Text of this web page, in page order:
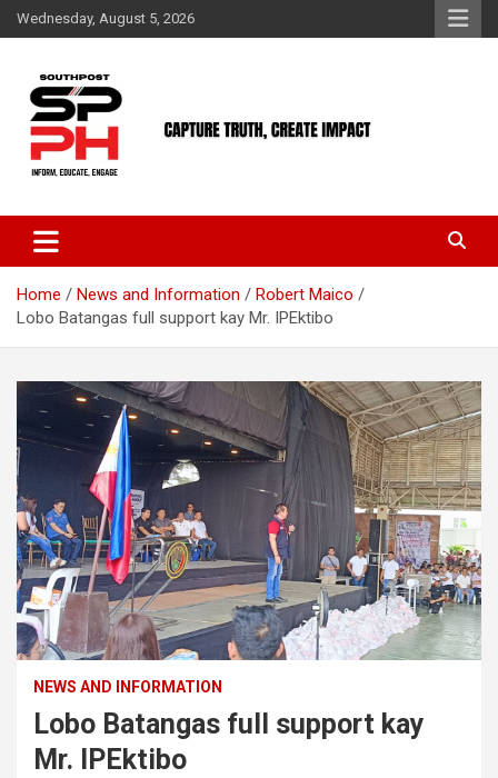
Skip
to
Wednesday, August 5, 2026
Home News and Information
Robert Maico
Lobo Batangas full support kay Mr. IPEktibo
NEWS AND INFORMATION
Lobo Batangas full support kay
Mr. IPEktibo